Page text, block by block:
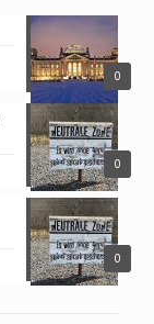
0
0
0